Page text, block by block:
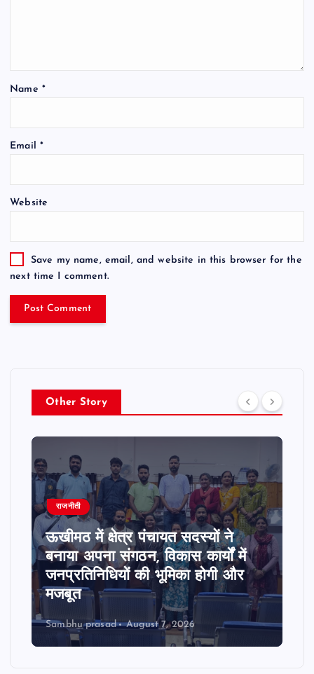
Name *
Email *
Website
Save my name, email, and website in this browser for the
next time I comment.
Other Story
राजनीती
ऊखीमठ में क्षेत्र पंचायत सदस्यों ने
बनाया अपना संगठन, विकास कार्यों में
जनप्रतिनिधियों की भूमिका होगी और
मजबूत
Sambhu prasad August 7, 2026